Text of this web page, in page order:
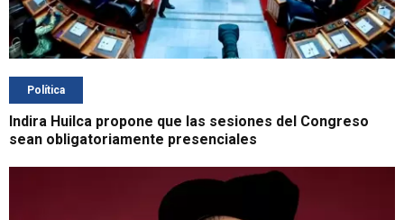
Política
Indira Huilca propone que las sesiones del Congreso
sean obligatoriamente presenciales